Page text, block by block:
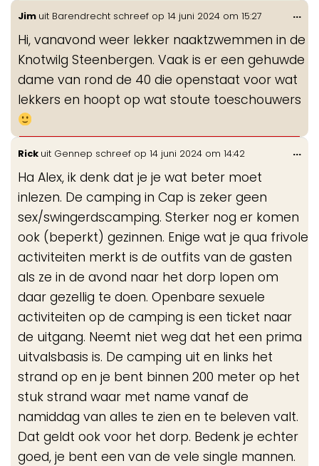
Jim uit Barendrecht schreef op 14 juni 2024 om 15:27
Hi, vanavond weer lekker naaktzwemmen in de
Knotwilg Steenbergen. Vaak is er een gehuwde
dame van rond de 40 die openstaat voor wat
lekkers en hoopt op wat stoute toeschouwers
...
Rick uit Gennep schreef op 14 juni 2024 om 14:42
Ha Alex, ik denk dat je je wat beter moet
inlezen. De camping in Cap is zeker geen
sex/swingerdscamping. Sterker nog er komen
ook (beperkt) gezinnen. Enige wat je qua frivole
activiteiten merkt is de outfits van de gasten
als ze in de avond naar het dorp lopen om
daar gezellig te doen. Openbare sexuele
activiteiten op de camping is een ticket naar
de uitgang. Neemt niet weg dat het een prima
uitvalsbasis is. De camping uit en links het
strand op en je bent binnen 200 meter op het
stuk strand waar met name vanaf de
namiddag van alles te zien en te beleven valt.
Dat geldt ook voor het dorp. Bedenk je echter
goed, je bent een van de vele single mannen.
...